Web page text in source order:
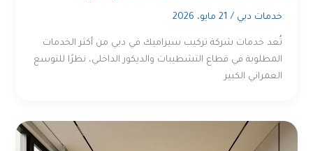
خدمات دبي / 21 مايو، 2026
تُعد خدمات شركة تركيب سيراميك في دبي من أكثر الخدمات
المطلوبة في قطاع التشطيبات والديكور الداخلي، نظرًا للتوسع
العمراني الكبير